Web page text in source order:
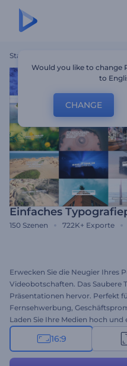
Startseite
Einfaches
150 Szenen 722K+ Exporte
Erwecken Sie die Neugier Ihres
Videobotschaften. Das Saubere
Präsentationen hervor. Perfekt
Fernsehwerbung,
Laden Sie Ihre Medien hoch
Minuten ein dynamisches und
Sie sofort kostenlos eine
16:9
Would you like to change
to
CHANGE